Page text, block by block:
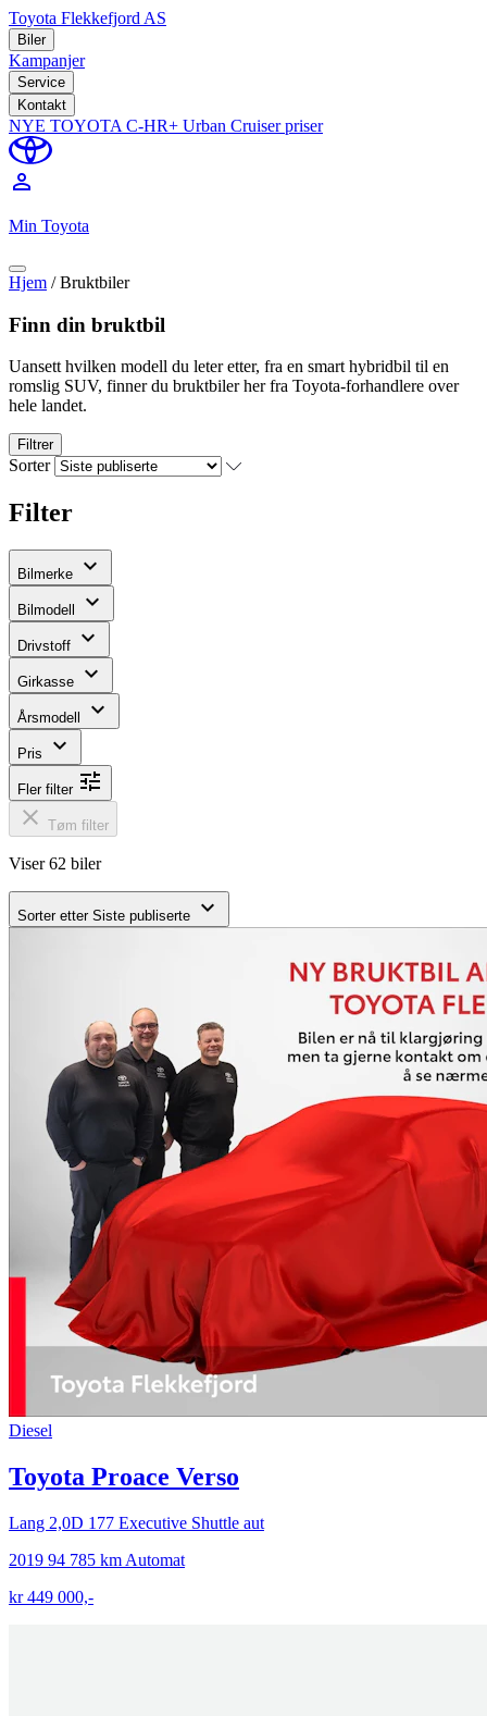
Toyota Flekkefjord AS
Biler
Kampanjer
Service
Kontakt
NYE TOYOTA C-HR+ Urban Cruiser priser
perm_identity
Min Toyota
Hjem /Bruktbiler
Finn din bruktbil
Uansett hvilken modell du leter etter, fra en smart hybridbil til en
romslig SUV, finner du bruktbiler her fra Toyota-forhandlere over
hele landet.
Filtrer
Sorter
Filter
Bilmerke expand_more
Bilmodell expand_more
Drivstoff expand_more
Girkasse expand_more
Årsmodell expand_more
Pris expand_more
Fler filter tune
close Tøm filter
Viser 62 biler
Sorter etter Siste publiserte expand_more
Diesel
Toyota Proace Verso
Lang 2,0D 177 Executive Shuttle aut
2019 94 785 km Automat
kr 449 000,-